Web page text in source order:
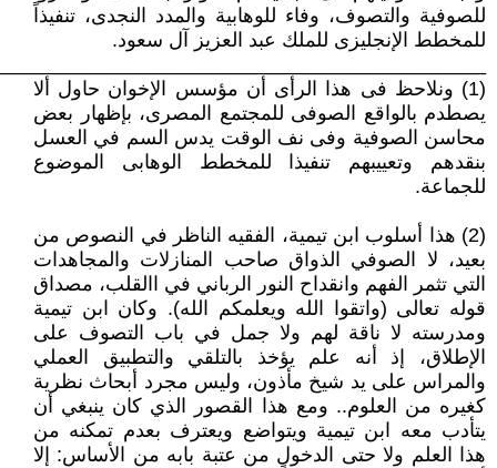
للصوفية والتصوف، وفاء للوهابية والمدد النجدى، تنفيذاً
للمخطط الإنجليزى للملك عبد العزيز آل سعود.
(1) ونلاحظ فى هذا الرأى أن مؤسس الإخوان حاول ألا
يصطدم بالواقع الصوفى للمجتمع المصرى، بإظهار بعض
محاسن الصوفية وفى نف الوقت يدس السم في العسل
بنقدهم وتعييبهم تنفيذا للمخطط الوهابى الموضوع
للجماعة.
(2) هذا أسلوب ابن تيمية، الفقيه الناظر في النصوص من
بعيد، لا الصوفي الذواق صاحب المنازلات والمجاهدات
التي تثمر الفهم وانقداح النور الرباني في االقلب، مصداق
قوله تعالى (واتقوا الله ويعلمكم الله). وكان ابن تيمية
ومدرسته لا ناقة لهم ولا جمل في باب التصوف على
الإطلاق، إذ أنه علم يؤخذ بالتلقي والتطبيق العملي
والمراس على يد شيخ مأذون، وليس مجرد أبحاث نظرية
كغيره من العلوم.. ومع هذا القصور الذي كان ينبغي أن
يتأدب معه ابن تيمية ويتواضع ويعترف بعدم تمكنه من
هذا العلم ولا حتى الدخول من عتبة بابه من الأساس: إلا